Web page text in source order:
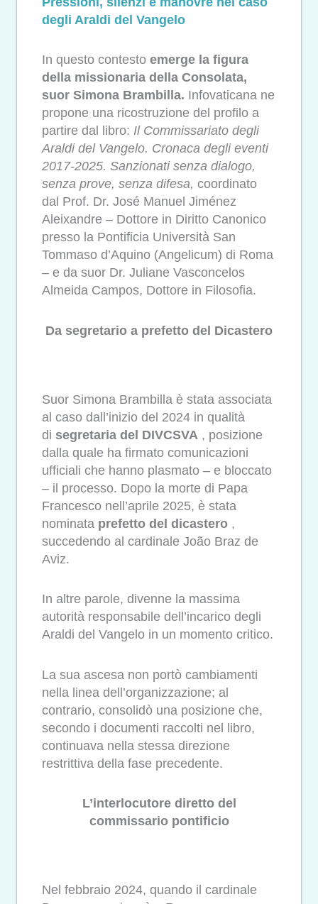
degli Araldi del Vangelo
In questo contesto emerge la figura
della missionaria della Consolata,
suor Simona Brambilla. Infovaticana ne
propone una ricostruzione del profilo a
partire dal libro: Il Commissariato degli
Araldi del Vangelo. Cronaca degli eventi
2017-2025. Sanzionati senza dialogo,
senza prove, senza difesa, coordinato
dal Prof. Dr. José Manuel Jiménez
Aleixandre – Dottore in Diritto Canonico
presso la Pontificia Università San
Tommaso d’Aquino (Angelicum) di Roma
– e da suor Dr. Juliane Vasconcelos
Almeida Campos, Dottore in Filosofia.
Da segretario a prefetto del Dicastero
Suor Simona Brambilla è stata associata
al caso dall’inizio del 2024 in qualità
di segretaria del DIVCSVA , posizione
dalla quale ha firmato comunicazioni
ufficiali che hanno plasmato – e bloccato
– il processo. Dopo la morte di Papa
Francesco nell’aprile 2025, è stata
nominata prefetto del dicastero ,
succedendo al cardinale João Braz de
Aviz.
In altre parole, divenne la massima
autorità responsabile dell’incarico degli
Araldi del Vangelo in un momento critico.
La sua ascesa non portò cambiamenti
nella linea dell’organizzazione; al
contrario, consolidò una posizione che,
secondo i documenti raccolti nel libro,
continuava nella stessa direzione
restrittiva della fase precedente.
L’interlocutore diretto del
commissario pontificio
Nel febbraio 2024, quando il cardinale